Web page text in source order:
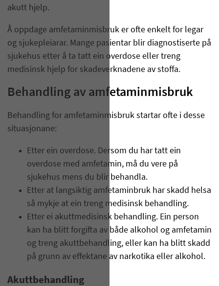
akutt hjelp.
Å oppdage amfetaminmisbruk er ofte enkelt for legar
og sjukepleiarar. Mange pasientar blir diagnostiserte på
sjukehus etter å ta tatt ein overdose eller treng
medisinsk hjelp for skadeverknadene av stoffa.
Behandling av amfetaminmisbruk
Behandling for amfetaminmisbruk startar ofte i desse
situasjonane:
Etter ein overdose. Dersom du har tatt ein
overdose med amfetamin, må du vere på
sjukehus mens du blir behandla.
Etter at langsiktig amfetaminbruk har skadd helsa
så mykje at ein treng medisinsk behandling.
Etter ei akuttmedisinsk behandling. Ein person
kan ha blitt forgifta av både alkohol og amfetamin
og treng akuttbehandling, eller kan ha blitt skadd
på grunn av effektane av narkotika eller alkohol.
Akuttbehandling